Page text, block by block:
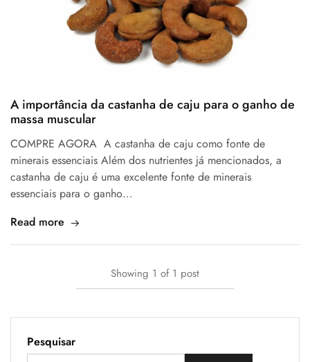
A importância da castanha de caju para o ganho de
massa muscular
COMPRE AGORA A castanha de caju como fonte de
minerais essenciais Além dos nutrientes já mencionados, a
castanha de caju é uma excelente fonte de minerais
essenciais para o ganho…
Read more
Showing 1 of 1 post
Pesquisar